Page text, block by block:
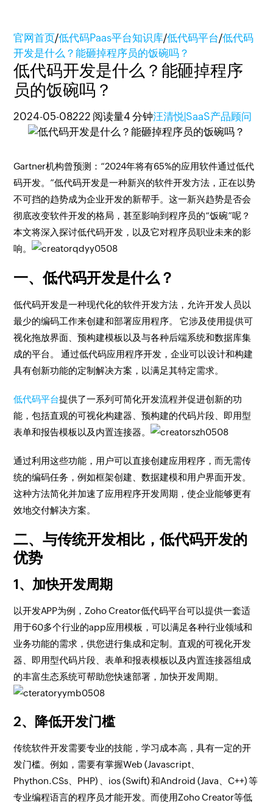
官网首页/低代码Paas平台知识库/低代码平台/低代码
开发是什么？能砸掉程序员的饭碗吗？
低代码开发是什么？能砸掉程序
员的饭碗吗？
2024-05-08222 阅读量4 分钟汪清悦|SaaS产品顾问
Gartner机构曾预测：“2024年将有65%的应用软件通过低代
码开发。”低代码开发是一种新兴的软件开发方法，正在以势
不可挡的趋势成为企业开发的新帮手。这一新兴趋势是否会
彻底改变软件开发的格局，甚至影响到程序员的“饭碗”呢？
本文将深入探讨低代码开发，以及它对程序员职业未来的影
响。
一、低代码开发是什么？
低代码开发是一种现代化的软件开发方法，允许开发人员以
最少的编码工作来创建和部署应用程序。 它涉及使用提供可
视化拖放界面、预构建模板以及与各种后端系统和数据库集
成的平台。 通过低代码应用程序开发，企业可以设计和构建
具有创新功能的定制解决方案，以满足其特定需求。
低代码平台提供了一系列可简化开发流程并促进创新的功
能，包括直观的可视化构建器、预构建的代码片段、即用型
表单和报告模板以及内置连接器。
通过利用这些功能，用户可以直接创建应用程序，而无需传
统的编码任务，例如框架创建、数据建模和用户界面开发。
这种方法简化并加速了应用程序开发周期，使企业能够更有
效地交付解决方案。
二、与传统开发相比，低代码开发的
优势
1、加快开发周期
以开发APP为例，Zoho Creator低代码平台可以提供一套适
用于60多个行业的app应用模板，可以满足各种行业领域和
业务功能的需求，供您进行集成和定制。直观的可视化开发
器、即用型代码片段、表单和报表模板以及内置连接器组成
的丰富生态系统可帮助您快速部署，加快开发周期。
2、降低开发门槛
传统软件开发需要专业的技能，学习成本高，具有一定的开
发门槛。例如，需要有掌握Web (Javascript、
Phython.CSs、PHP) 、ios (Swift) 和Android (Java、C++) 等
专业编程语言的程序员才能开发。而使用Zoho Creator等低